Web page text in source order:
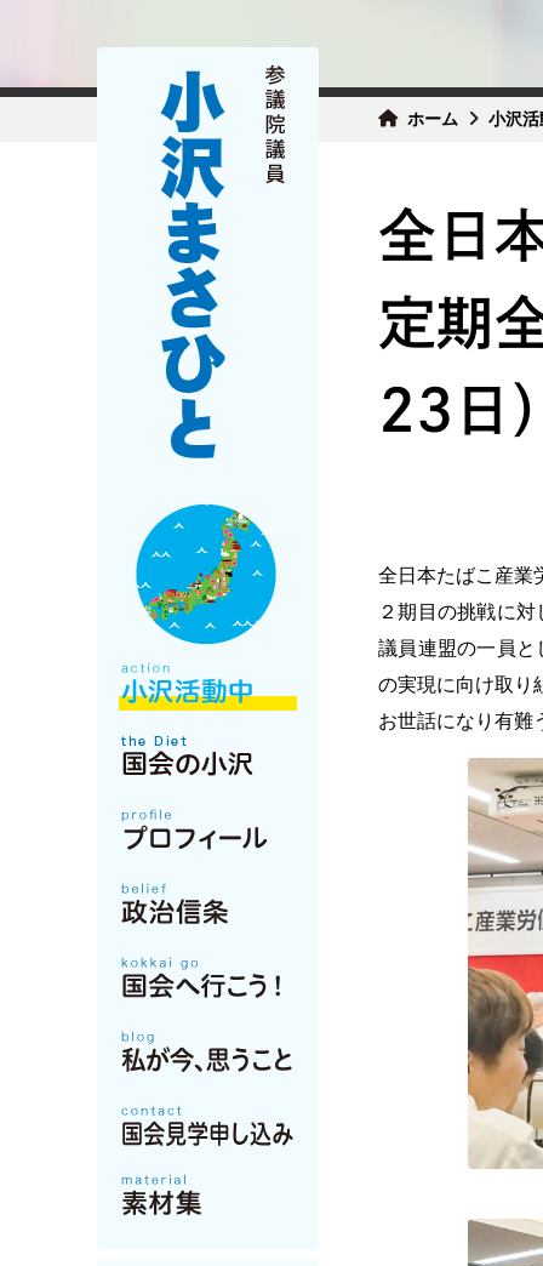
ホーム 小沢
全日
定期
23日
全日本たばこ産業
２期目の挑戦に
議員連盟の一員
の実現に向け取り
お世話になり有難